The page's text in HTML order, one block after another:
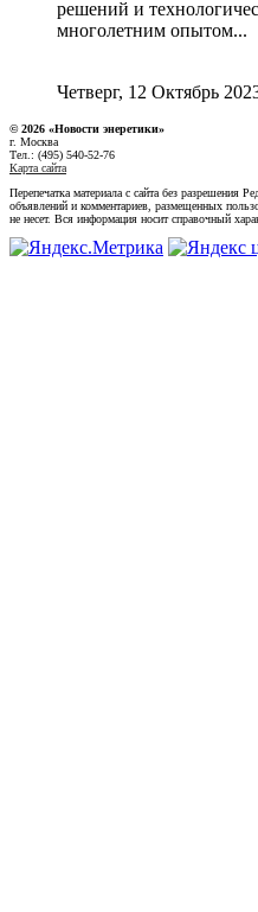
решений и
многолетним опытом...
Четверг, 12 Октябрь
© 2026 «Новости энеретики»
г. Москва
Тел.: (495) 540-52-76
Карта сайта
Перепечатка материала с сайта без разрешения
объявлений и комментариев, размещенных
не несет. Вся информация носит справочный